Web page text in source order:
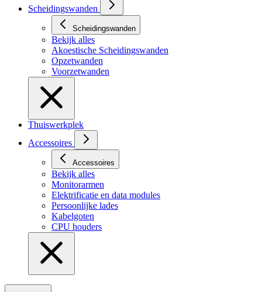
Scheidingswanden
Scheidingswanden
Bekijk alles
Akoestische Scheidingswanden
Opzetwanden
Voorzetwanden
Thuiswerkplek
Accessoires
Accessoires
Bekijk alles
Monitorarmen
Elektrificatie en data modules
Persoonlijke lades
Kabelgoten
CPU houders